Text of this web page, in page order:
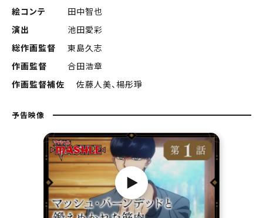
絵コンテ
田中智也
演出
池田愛彩
総作画監督
東島久志
作画監督
合田浩章
作画監督補佐
佐藤人美、楊彤琤
予告映像